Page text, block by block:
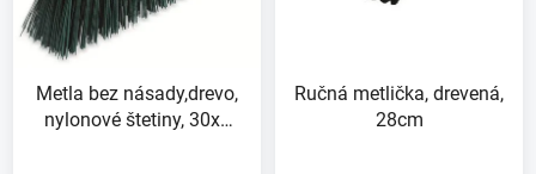
Metla bez násady,drevo,
nylonové štetiny, 30x6
Ručná metlička, drevená,
28cm